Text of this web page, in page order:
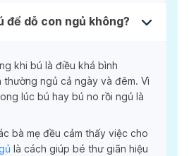
để dỗ con ngủ không?
khi bú là điều khá bình
thường ngủ cả ngày và đêm. Vì
lúc bú hay bú no rồi ngủ là
bà mẹ đều cảm thấy việc cho
là cách giúp bé thư giãn hiệu